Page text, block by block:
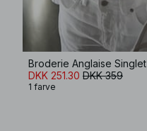
Broderie Anglaise Singlet
DKK 251.30 DKK 359
1 farve